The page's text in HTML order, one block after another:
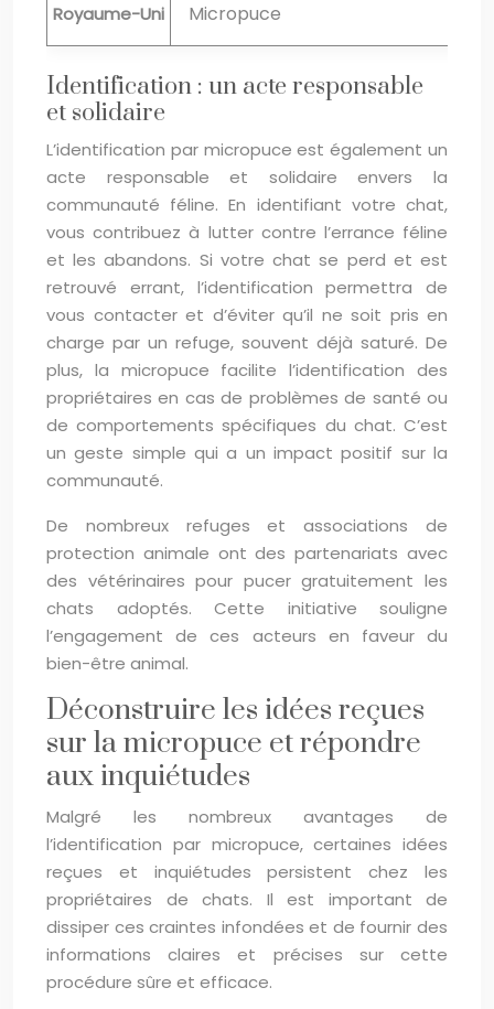
Royaume-Uni Micropuce
Identification : un acte responsable
et solidaire
L’identification par micropuce est également un
acte responsable et solidaire envers la
communauté féline. En identifiant votre chat,
vous contribuez à lutter contre l’errance féline
et les abandons. Si votre chat se perd et est
retrouvé errant, l’identification permettra de
vous contacter et d’éviter qu’il ne soit pris en
charge par un refuge, souvent déjà saturé. De
plus, la micropuce facilite l’identification des
propriétaires en cas de problèmes de santé ou
de comportements spécifiques du chat. C’est
un geste simple qui a un impact positif sur la
communauté.
De nombreux refuges et associations de
protection animale ont des partenariats avec
des vétérinaires pour pucer gratuitement les
chats adoptés. Cette initiative souligne
l’engagement de ces acteurs en faveur du
bien-être animal.
Déconstruire les idées reçues
sur la micropuce et répondre
aux inquiétudes
Malgré les nombreux avantages de
l’identification par micropuce, certaines idées
reçues et inquiétudes persistent chez les
propriétaires de chats. Il est important de
dissiper ces craintes infondées et de fournir des
informations claires et précises sur cette
procédure sûre et efficace.